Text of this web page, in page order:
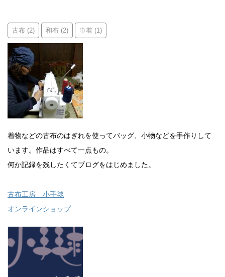
古布 (2) 和布 (2) 巾着 (1)
着物などの古布のはぎれを使ってバッグ、小物などを手作りして
います。作品はすべて一点もの。
何か記録を残したくてブログをはじめました。
古布工房 小手毬
オンラインショップ